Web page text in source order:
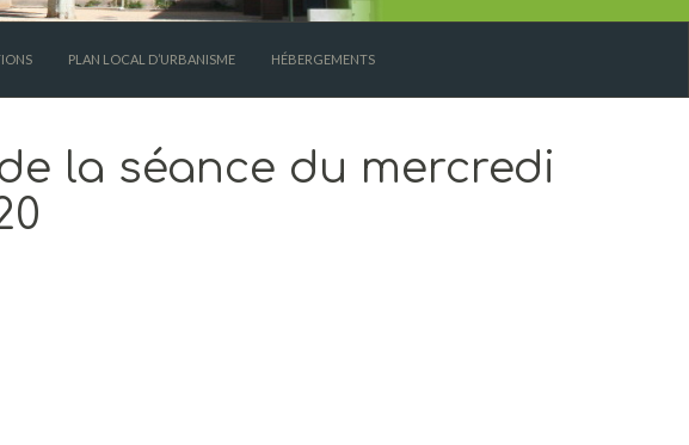
PLAN LOCAL D’URBANISME HÉBERGEMENTS
la séance du mercredi